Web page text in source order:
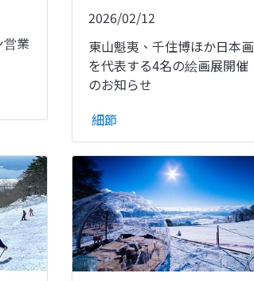
業
2026/02/12
東山魁夷、千住博ほか日本画
を代表する4名の絵画展開催
のお知らせ
細節